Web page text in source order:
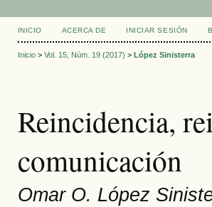
INICIO ACERCA DE INICIAR SESIÓN
Inicio> Vol. 15, Núm. 19 (2017) > López Sinisterra
Reincidencia,
comunicación
Omar O. López